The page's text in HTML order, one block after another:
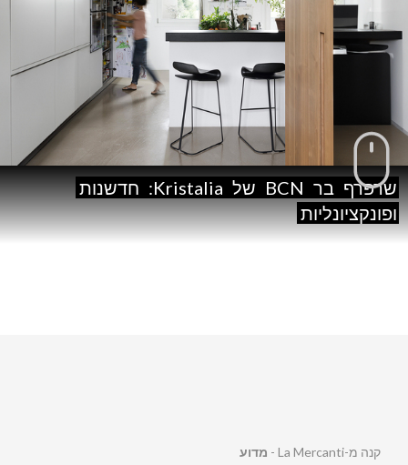
שרפרף בר BCN של Kristalia:
חדשנות
ופונקציונליות
קנה מ-La Mercanti -
מדוע